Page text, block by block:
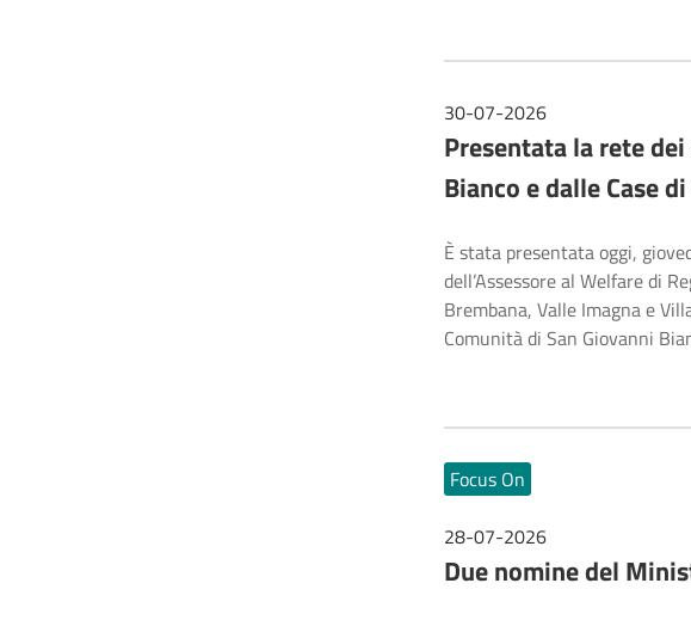
30-07-2026
Presentata la rete
Bianco e dalle Case
È stata presentata oggi,
dell’Assessore al Welfare di
Brembana, Valle Imagna e
Comunità di San Giovanni
Focus On
28-07-2026
Due nomine del